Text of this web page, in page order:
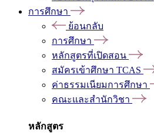
การศึกษา
ย้อนกลับ
การศึกษา
หลักสูตรที่เปิดสอน
สมัครเข้าศึกษา TCAS
ค่าธรรมเนียมการศึกษา
คณะและสำนักวิชา
หลักสูตร